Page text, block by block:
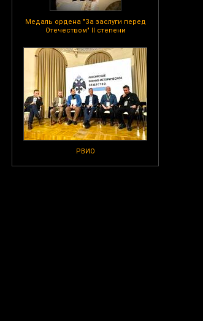
Медаль ордена "За заслуги перед
Отечеством" II степени
РВИО